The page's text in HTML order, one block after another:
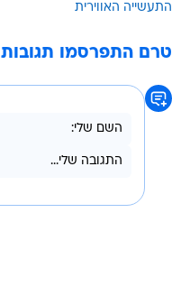
התעשייה האווירית
טרם התפרסמו תגובות